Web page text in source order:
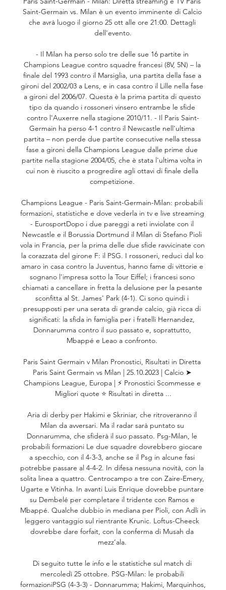
Saint-Germain vs. Milan è un evento imminente di Calcio
che avrà luogo il giorno 25 ott alle ore 21:00. Dettagli
dell'evento.
- Il Milan ha perso solo tre delle sue 16 partite in
Champions League contro squadre francesi (8V, 5N) – la
finale del 1993 contro il Marsiglia, una partita della fase a
gironi del 2002/03 a Lens, e in casa contro il Lille nella fase
a gironi del 2006/07. Questa è la prima partita di questo
tipo da quando i rossoneri vinsero entrambe le sfide
contro l'Auxerre nella stagione 2010/11. - Il Paris Saint-
Germain ha perso 4-1 contro il Newcastle nell'ultima
partita – non perde due partite consecutive nella stessa
fase a gironi della Champions League dalle prime due
partite nella stagione 2004/05, che è stata l'ultima volta in
cui non è riuscito a progredire agli ottavi di finale della
competizione.
Champions League - Paris Saint-Germain-Milan: probabili
formazioni, statistiche e dove vederla in tv e live streaming
- EurosportDopo i due pareggi a reti inviolate con il
Newcastle e il Borussia Dortmund il Milan di Stefano Pioli
vola in Francia, per la prima delle due sfide ravvicinate con
la corazzata del girone F: il PSG. I rossoneri, reduci dal ko
amaro in casa contro la Juventus, hanno fame di vittorie e
sognano l'impresa sotto la Tour Eiffel; i francesi sono
chiamati a cancellare in fretta la delusione per la pesante
sconfitta al St. James' Park (4-1). Ci sono quindi i
presupposti per una serata di grande calcio, già ricca di
significati: la sfida in famiglia per i fratelli Hernandez,
Donnarumma contro il suo passato e, soprattutto,
Mbappé e Leao a confronto.
Paris Saint Germain v Milan Pronostici, Risultati in Diretta
Paris Saint Germain vs Milan | 25.10.2023 | Calcio ➤
Champions League, Europa | ⚡ Pronostici Scommesse e
Migliori quote ⭐ Risultati in diretta ...
Aria di derby per Hakimi e Skriniar, che ritroveranno il
Milan da avversari. Ma il radar sarà puntato su
Donnarumma, che sfiderà il suo passato. Psg-Milan, le
probabili formazioni Le due squadre dovrebbero giocare
a specchio, con il 4-3-3, anche se il Psg in alcune fasi
potrebbe passare al 4-4-2. In difesa nessuna novità, con la
solita linea a quattro. Centrocampo a tre con Zaire-Emery,
Ugarte e Vitinha. In avanti Luis Enrique dovrebbe puntare
su Dembelé per completare il tridente con Ramos e
Mbappé. Qualche dubbio in mediana per Pioli, con Adli in
leggero vantaggio sul rientrante Krunic. Loftus-Cheeck
dovrebbe dare forfait, con la conferma di Musah da
mezz’ala.
Di seguito tutte le info e le statistiche sul match di
mercoledì 25 ottobre. PSG-Milan: le probabili
formazioniPSG (4-3-3) - Donnarumma; Hakimi, Marquinhos,